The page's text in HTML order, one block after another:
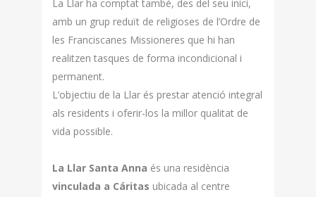
La Llar ha comptat també, des del seu inici,
amb un grup reduït de religioses de l’Ordre de
les Franciscanes Missioneres que hi han
realitzen tasques de forma incondicional i
permanent.
L’objectiu de la Llar és prestar atenció integral
als residents i oferir-los la millor qualitat de
vida possible.
La Llar Santa Anna és una residència
vinculada a Cáritas ubicada al centre